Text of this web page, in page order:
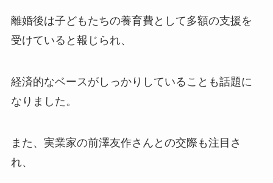
離婚後は子どもたちの養育費として多額の支援を
受けていると報じられ、
経済的なベースがしっかりしていることも話題に
なりました。
また、実業家の前澤友作さんとの交際も注目さ
れ、